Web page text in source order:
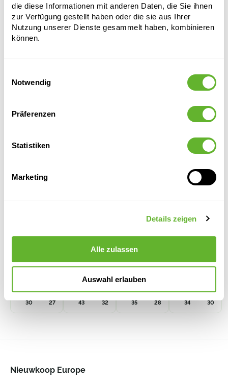
die diese Informationen mit anderen Daten, die Sie ihnen
zur Verfügung gestellt haben oder die sie aus Ihrer
Nutzung unserer Dienste gesammelt haben, kombinieren
können.
Notwendig
Präferenzen
Statistiken
Marketing
Details zeigen
Alle zulassen
Auswahl erlauben
Höhe:
28
Durchmesser:
40
Alternative Produkte
Elegance
30 27
40 ltr.
43 32
25 ltr.
35 28
Elegance
34 30
Nieuwkoop Europe